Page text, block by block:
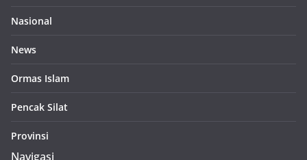
Nasional
News
Ormas Islam
Pencak Silat
Provinsi
Navigasi